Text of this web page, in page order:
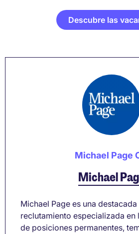
Descubre las
Michael Page
Michael
Michael Page es una
reclutamiento especializada en
de posiciones permanentes,